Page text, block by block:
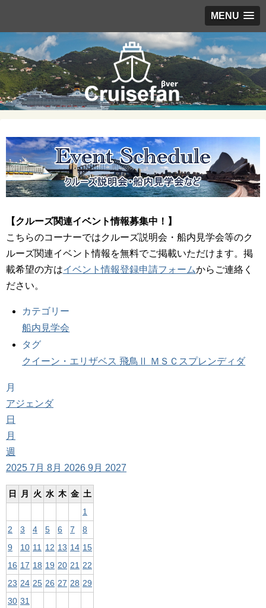
MENU
【クルーズ関連イベント情報募集中！】
こちらのコーナーではクルーズ説明会・船内見学会等のク
ルーズ関連イベント情報を無料でご掲載いただけます。掲
載希望の方はイベント情報登録申請フォームからご連絡く
ださい。
カテゴリー
船内見学会
タグ
クイーン・エリザベス飛鳥Ⅱ ＭＳＣスプレンディダ
月
アジェンダ
日
月
週
2025 7月 8月 2026 9月 2027
日 月 火 水 木 金 土
1
2
3 4 5 6 7
8
9
10 11 12 13 14 15
16 17 18 19 20 21 22
23 24 25 26 27 28 29
30 31